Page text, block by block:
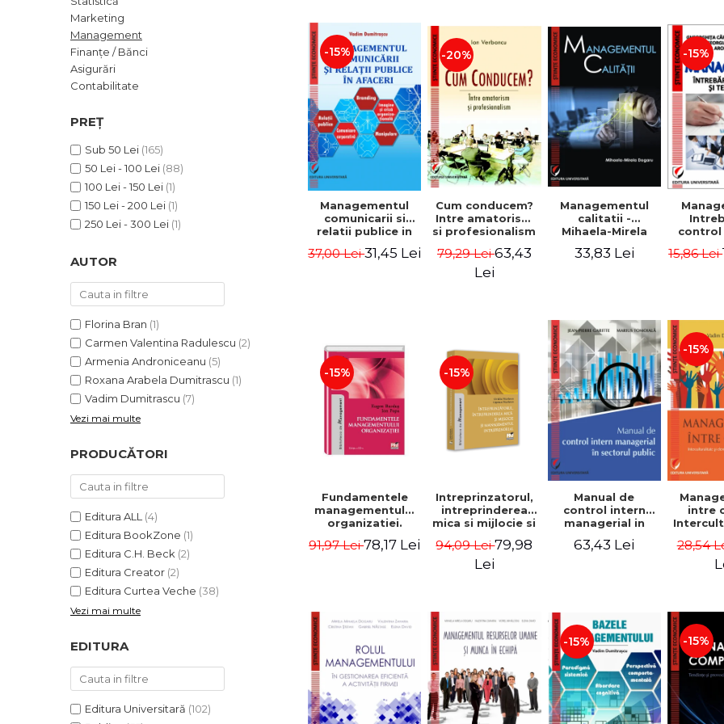
ADMINISTRATIVE
ȘTIINȚE ECONOMICE
ȘTIINȚE EXACTE
EDUCAȚIE FIZICĂ ȘI SPORT
PREUNIVERSITARIA
PACHETE DE STUDIU
PROMOȚIILE LUNII
Cum Cumpăr
Politica de Retur
Formular de Retur
Marketing
Management
Finanțe / Bănci
Asigurări
Contabilitate
PREȚ
Sub 50 Lei (165)
50 Lei - 100 Lei (88)
100 Lei - 150 Lei (1)
150 Lei - 200 Lei (1)
250 Lei - 300 Lei (1)
AUTOR
Florina Bran (1)
Carmen Valentina Radulescu (2)
Armenia Androniceanu (5)
Roxana Arabela Dumitrascu (1)
Vadim Dumitrascu (7)
Vezi mai multe
PRODUCĂTORI
Editura ALL (4)
Editura BookZone (1)
Editura C.H. Beck (2)
Editura Creator (2)
Editura Curtea Veche (38)
Vezi mai multe
EDITURA
Editura Universitară (102)
-15%
Managementul
comunicarii si
relatii publice in
Dumitrascu
37,00 Lei31,45 Lei
-20%
Cum conducem?
Intre amatorism
si profesionalism
79,29 Lei63,43
Lei
Managementul
calitatii -
Mihaela-Mirela
33,83 Lei
-15%
15,86 Lei
-15%
Fundamentele
managementului
organizatiei.
Eugen Burdus,
91,97 Lei78,17 Lei
-15%
Intreprinzatorul,
intreprinderea
mica si mijlocie si
intreprenorial -
Ovidiu Nicolescu,
94,09 Lei79,98
Lei
Manual de
control intern
managerial in
Jean-Pierre
63,43 Lei
-15%
intre
28,54
-15% -15%